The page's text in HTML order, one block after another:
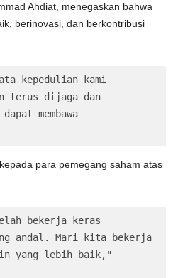
Ahdiat, menegaskan bahwa
berinovasi, dan berkontribusi
kepedulian kami
terus dijaga dan
membawa
para pemegang saham atas
bekerja keras
andal. Mari kita bekerja
yang lebih baik,"